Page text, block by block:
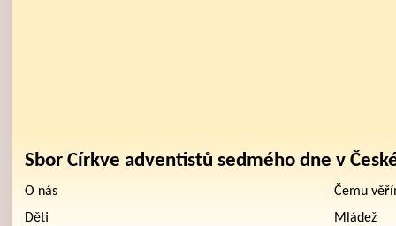
Sbor Církve adventistů sedmého dne v
O nás
Čemu
Děti
Mládež